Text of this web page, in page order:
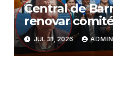
Central de
renovar
del PIAA por
conflictos de
retrasos
JUL 31, 2026 ADMIN